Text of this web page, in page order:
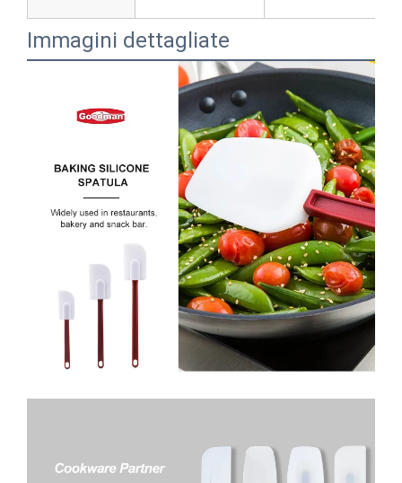
Immagini dettagliate